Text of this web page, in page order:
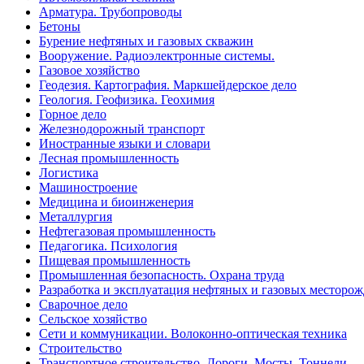
Арматура. Трубопроводы
Бетоны
Бурение нефтяных и газовых скважин
Вооружение. Радиоэлектронные системы.
Газовое хозяйство
Геодезия. Картография. Маркшейдерское дело
Геология. Геофизика. Геохимия
Горное дело
Железнодорожный транспорт
Иностранные языки и словари
Лесная промышленность
Логистика
Машиностроение
Медицина и биоинженерия
Металлургия
Нефтегазовая промышленность
Педагогика. Психология
Пищевая промышленность
Промышленная безопасность. Охрана труда
Разработка и эксплуатация нефтяных и газовых
Сварочное дело
Сельское хозяйство
Сети и коммуникации. Волоконно-оптическая техника
Строительство